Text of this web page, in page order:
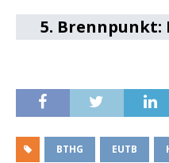
5. Brennpunkt:
BTHG EUTB